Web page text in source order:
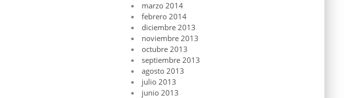
marzo 2014
febrero 2014
diciembre 2013
noviembre 2013
octubre 2013
septiembre 2013
agosto 2013
julio 2013
junio 2013